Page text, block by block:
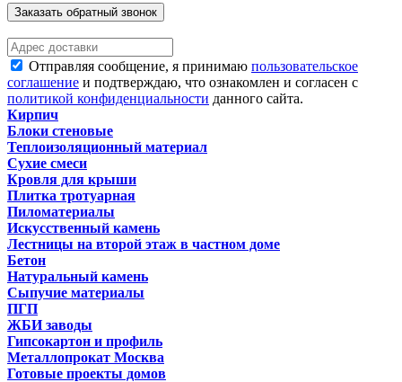
Заказать обратный звонок
Отправляя сообщение, я принимаю пользовательское
соглашение и подтверждаю, что ознакомлен и согласен с
политикой конфиденциальности данного сайта.
Кирпич
Блоки стеновые
Теплоизоляционный материал
Сухие смеси
Кровля для крыши
Плитка тротуарная
Пиломатериалы
Искусственный камень
Лестницы на второй этаж в частном доме
Бетон
Натуральный камень
Сыпучие материалы
ПГП
ЖБИ заводы
Гипсокартон и профиль
Металлопрокат Москва
Готовые проекты домов